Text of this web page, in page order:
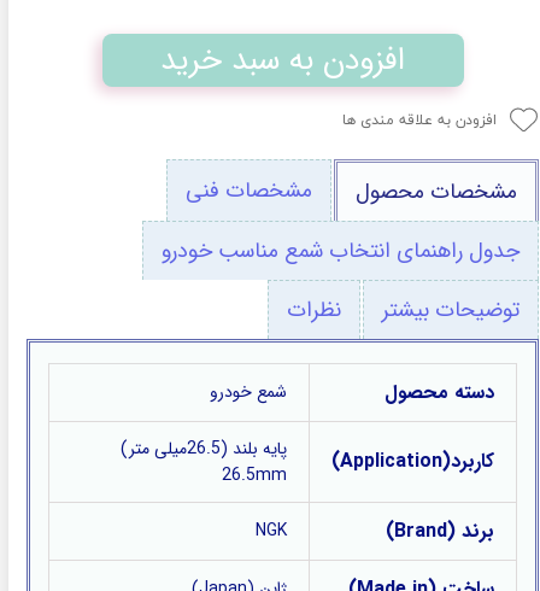
افزودن به سبد خرید
افزودن به علاقه مندی ها
مشخصات محصول
مشخصات فنی
جدول راهنمای انتخاب شمع مناسب خودرو
توضیحات بیشتر
نظرات
دسته محصول شمع خودرو
کاربرد(Application)
پایه بلند (26.5میلی متر)
26.5mm
برند (Brand) NGK